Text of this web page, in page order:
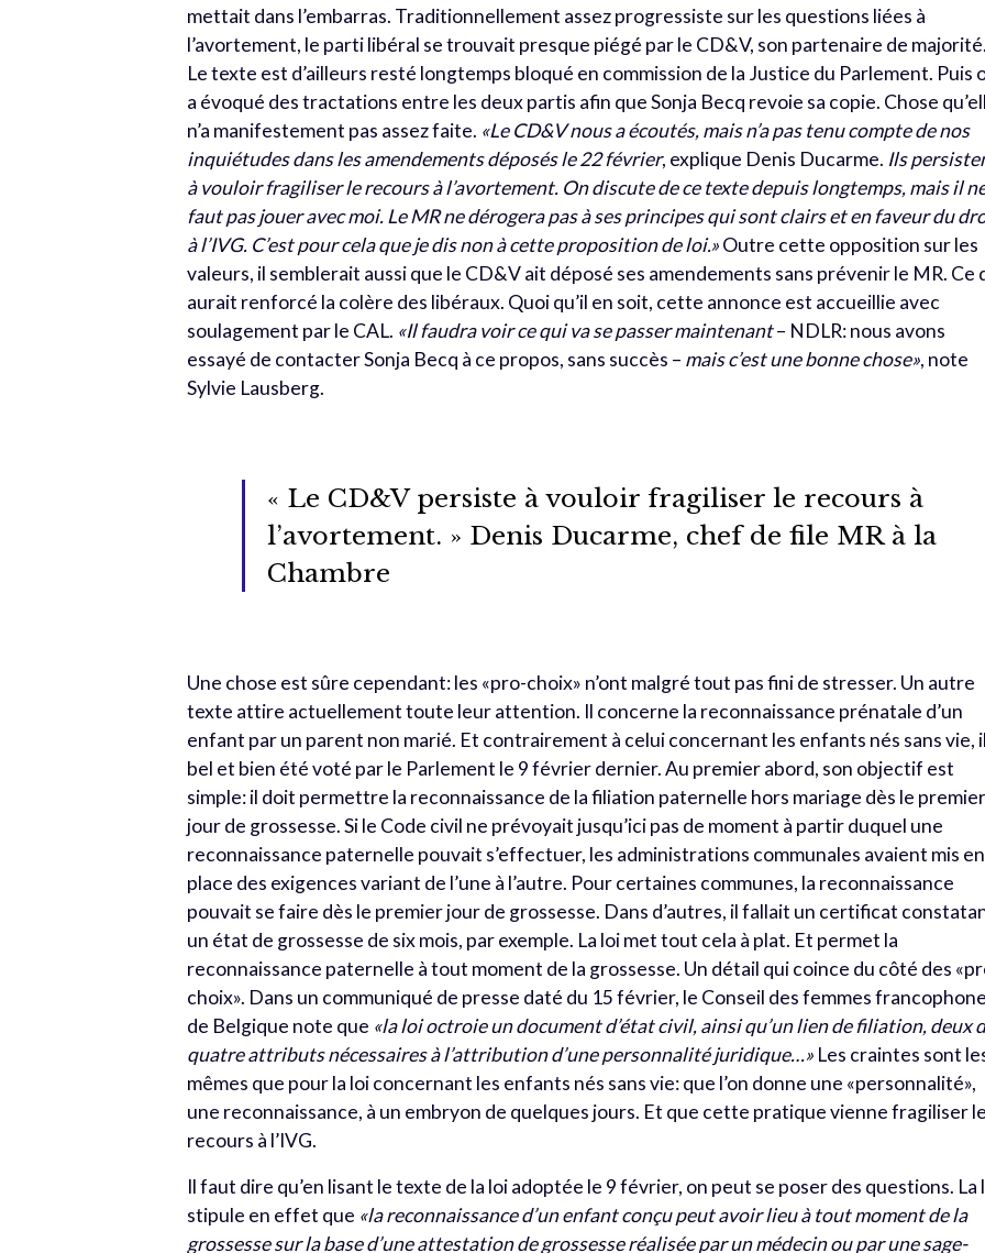
mettait dans l’embarras. Traditionnellement assez progressiste sur les questions liées à
l’avortement, le parti libéral se trouvait presque piégé par le CD&V, son partenaire de
Le texte est d’ailleurs resté longtemps bloqué en commission de la Justice du Parlement. Puis
a évoqué des tractations entre les deux partis afin que Sonja Becq revoie sa copie. Chose
n’a manifestement pas assez faite. «Le CD&V nous a écoutés, mais n’a pas tenu compte de nos
inquiétudes dans les amendements déposés le 22 février, explique Denis Ducarme. Ils
à vouloir fragiliser le recours à l’avortement. On discute de ce texte depuis longtemps, mais il
faut pas jouer avec moi. Le MR ne dérogera pas à ses principes qui sont clairs et en faveur du
à l’IVG. C’est pour cela que je dis non à cette proposition de loi.»Outre cette opposition sur les
valeurs, il semblerait aussi que le CD&V ait déposé ses amendements sans prévenir le MR. Ce
aurait renforcé la colère des libéraux. Quoi qu’il en soit, cette annonce est accueillie avec
soulagement par le CAL. «Il faudra voir ce qui va se passer maintenant– NDLR: nous avons
essayé de contacter Sonja Becq à ce propos, sans succès – mais c’est une bonne chose», note
Sylvie Lausberg.
« Le CD&V persiste à vouloir fragiliser le recours à
l’avortement. » Denis Ducarme, chef de file MR à la
Chambre
Une chose est sûre cependant: les «pro-choix» n’ont malgré tout pas fini de stresser. Un autre
texte attire actuellement toute leur attention. Il concerne la reconnaissance prénatale d’un
enfant par un parent non marié. Et contrairement à celui concernant les enfants nés sans vie,
bel et bien été voté par le Parlement le 9 février dernier. Au premier abord, son objectif est
simple: il doit permettre la reconnaissance de la filiation paternelle hors mariage dès le
jour de grossesse. Si le Code civil ne prévoyait jusqu’ici pas de moment à partir duquel une
reconnaissance paternelle pouvait s’effectuer, les administrations communales avaient mis en
place des exigences variant de l’une à l’autre. Pour certaines communes, la reconnaissance
pouvait se faire dès le premier jour de grossesse. Dans d’autres, il fallait un certificat
un état de grossesse de six mois, par exemple. La loi met tout cela à plat. Et permet la
reconnaissance paternelle à tout moment de la grossesse. Un détail qui coince du côté des
choix». Dans un communiqué de presse daté du 15 février, le Conseil des femmes
de Belgique note que «la loi octroie un document d’état civil, ainsi qu’un lien de filiation, deux
quatre attributs nécessaires à l’attribution d’une personnalité juridique…» Les craintes sont
mêmes que pour la loi concernant les enfants nés sans vie: que l’on donne une «personnalité»,
une reconnaissance, à un embryon de quelques jours. Et que cette pratique vienne fragiliser
recours à l’IVG.
Il faut dire qu’en lisant le texte de la loi adoptée le 9 février, on peut se poser des questions. La
stipule en effet que «la reconnaissance d’un enfant conçu peut avoir lieu à tout moment de la
grossesse sur la base d’une attestation de grossesse réalisée par un médecin ou par une sage-